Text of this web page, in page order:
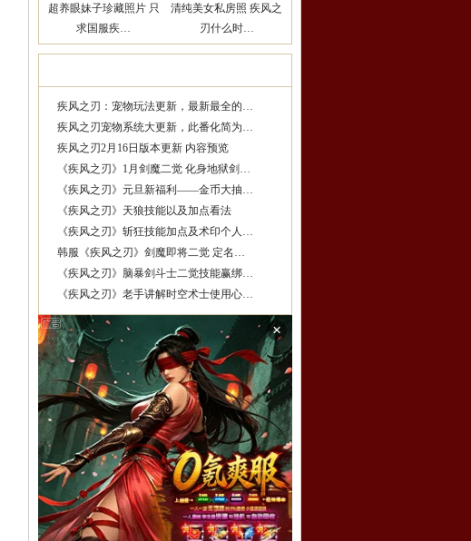
超养眼妹子珍藏照片 只
求国服疾…
清纯美女私房照 疾风之
刃什么时…
疾风之刃：宠物玩法更新，最新最全的…
疾风之刃宠物系统大更新，此番化简为…
疾风之刃2月16日版本更新 内容预览
《疾风之刃》1月剑魔二觉 化身地狱剑…
《疾风之刃》元旦新福利——金币大抽…
《疾风之刃》天狼技能以及加点看法
《疾风之刃》斩狂技能加点及术印个人…
韩服《疾风之刃》剑魔即将二觉 定名…
《疾风之刃》脑暴剑斗士二觉技能赢绑…
《疾风之刃》老手讲解时空术士使用心…
×